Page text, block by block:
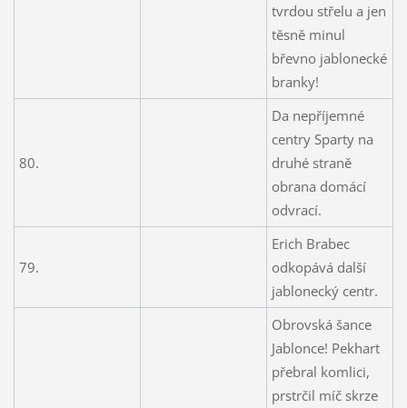
tvrdou střelu a jen
těsně minul
břevno jablonecké
branky!
80.
Da nepříjemné
centry Sparty na
druhé straně
obrana domácí
odvrací.
79.
Erich Brabec
odkopává další
jablonecký centr.
Obrovská šance
Jablonce! Pekhart
přebral komlici,
prstrčil míč skrze